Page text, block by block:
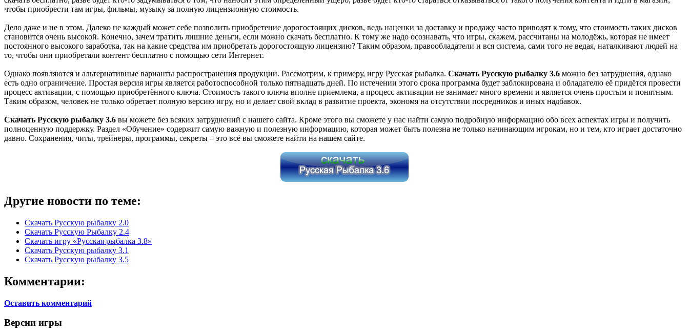
чтобы приобрести там игры, фильмы, музыку за полную лицензионную стоимость.
Дело даже и не в этом. Далеко не каждый может себе позволить приобретение дорогостоящих дисков, ведь наценки за доставку и продажу часто приводят к тому, что стоимость таких дисков
становится очень высокой. Конечно, зачем тратить лишние деньги, если можно скачать бесплатно. К тому же надо осознавать, что игры, скажем, рассчитаны на молодёжь, которая не имеет
постоянного высокого заработка, так на какие средства им приобретать дорогостоящую лицензию? Таким образом, правообладатели и вся система, сами того не ведая, наталкивают людей на
то, чтобы они приобретали контент бесплатно с помощью сети Интернет.
Однако появляются и альтернативные варианты распространения продукции. Рассмотрим, к примеру, игру Русская рыбалка. Скачать Русскую рыбалку 3.6 можно без затруднения, однако
есть одно ограничение. Простая версия игры является работоспособной только пятнадцать дней. По истечении этого срока программа будет заблокирована и обладателю её придётся провести
процесс активации, с помощью приобретённого ключа. Стоимость такого ключа вполне приемлема, а процесс активации не занимает много времени и является очень простым и понятным.
Таким образом, человек не только обретает полную версию игру, но и делает свой вклад в развитие проекта, экономя на отсутствии посредников и иных надбавок.
Скачать Русскую рыбалку 3.6 вы можете без всяких затруднений с нашего сайта. Кроме этого вы сможете у нас найти самую подробную информацию обо всех аспектах игры и получить
полноценную поддержку. Раздел «Обучение» содержит самую важную и полезную информацию, которая может быть полезна не только начинающим игрокам, но и тем, кто играет достаточно
давно. Сохранения, читы, трейнеры, программы, секреты – это всё вы сможете найти на нашем сайте.
Другие новости по теме:
Скачать Русскую рыбалку 2.0
Скачать Русскую Рыбалку 2.4
Скачать игру «Русская рыбалка 3.8»
Cкачать Русскую рыбалку 3.1
Скачать Русскую рыбалку 3.5
Комментарии:
Оставить комментарий
Версии игры